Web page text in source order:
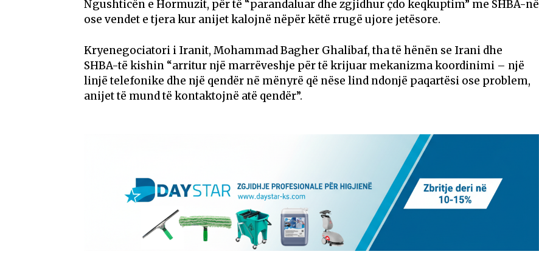
Ngushticën e Hormuzit, për të “parandaluar dhe zgjidhur çdo keqkuptim” me SHBA-në
ose vendet e tjera kur anijet kalojnë nëpër këtë rrugë ujore jetësore.
Kryenegociatori i Iranit, Mohammad Bagher Ghalibaf, tha të hënën se Irani dhe
SHBA-të kishin “arritur një marrëveshje për të krijuar mekanizma koordinimi – një
linjë telefonike dhe një qendër në mënyrë që nëse lind ndonjë paqartësi ose problem,
anijet të mund të kontaktojnë atë qendër”.